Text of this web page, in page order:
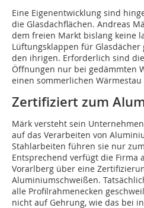
Eine Eigenentwicklung sind
die Glasdachflächen. Andreas
dem freien Markt bislang keine
Lüftungsklappen für Glasdächer
den ihrigen. Erforderlich sind
Öffnungen nur bei gedämmten
einen sommerlichen
Zertifiziert zum
Märk versteht sein
auf das Verarbeiten von
Stahlarbeiten führen sie nur
Entsprechend verfügt die Firma
Vorarlberg über eine
Aluminiumschweißen.
alle Profilrahmenecken
nicht auf Gehrung, wie das bei